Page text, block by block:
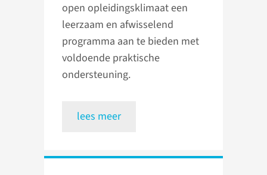
open opleidingsklimaat een
leerzaam en afwisselend
programma aan te bieden met
voldoende praktische
ondersteuning.
lees meer